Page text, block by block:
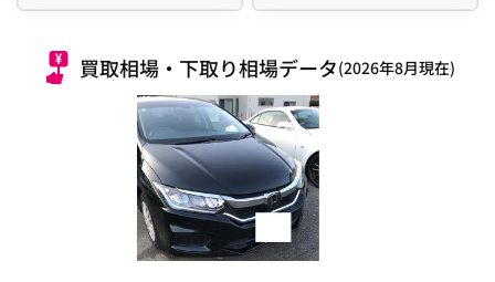
買取相場・下取り相場データ(2026年8月現在)